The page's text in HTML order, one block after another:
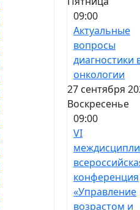
09:00
Актуальные
вопросы
диагностики
онкологии
27 сентября
Воскресенье
09:00
VI
конференция
«Управление
возрастом и